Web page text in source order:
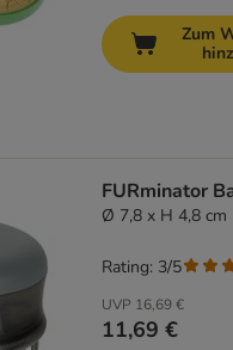
Zum
FURminator
Ø 7,8 x H 4,8 cm
UVP 16,69 €
11,69 €
Rating: 3/5